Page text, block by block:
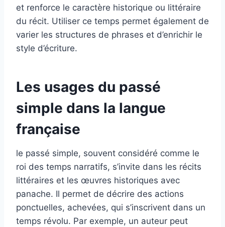
et renforce le caractère historique ou littéraire
du récit. Utiliser ce temps permet également de
varier les structures de phrases et d’enrichir le
style d’écriture.
Les usages du passé
simple dans la langue
française
le passé simple, souvent considéré comme le
roi des temps narratifs, s’invite dans les récits
littéraires et les œuvres historiques avec
panache. Il permet de décrire des actions
ponctuelles, achevées, qui s’inscrivent dans un
temps révolu. Par exemple, un auteur peut